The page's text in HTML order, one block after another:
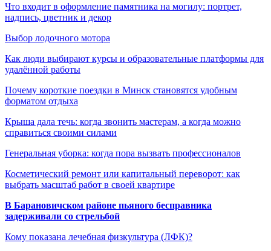
Что входит в оформление памятника на могилу: портрет,
надпись, цветник и декор
Выбор лодочного мотора
Как люди выбирают курсы и образовательные платформы для
удалённой работы
Почему короткие поездки в Минск становятся удобным
форматом отдыха
Крыша дала течь: когда звонить мастерам, а когда можно
справиться своими силами
Генеральная уборка: когда пора вызвать профессионалов
Косметический ремонт или капитальный переворот: как
выбрать масштаб работ в своей квартире
В Барановичском районе пьяного бесправника
задерживали со стрельбой
Кому показана лечебная физкультура (ЛФК)?